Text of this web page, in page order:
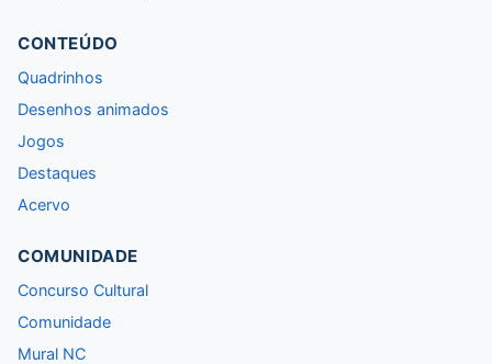
CONTEÚDO
Quadrinhos
Desenhos animados
Jogos
Destaques
Acervo
COMUNIDADE
Concurso Cultural
Comunidade
Mural NC